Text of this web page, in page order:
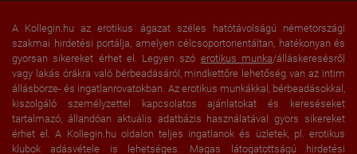
A Kollegin.hu az erotikus ágazat széles hatótávolságú németországi
szakmai hirdetési portálja, amelyen célcsoportorientáltan, hatékonyan és
gyorsan sikereket érhet el. Legyen szó erotikus munka/álláskeresésről
vagy lakás órákra való bérbeadásáról, mindkettőre lehetőség van az intim
állásbörze- és ingatlanrovatokban. Az erotikus munkákkal, bérbeadásokkal,
kiszolgáló személyzettel kapcsolatos ajánlatokat és kereséseket
tartalmazó, állandóan aktuális adatbázis használatával gyors sikereket
érhet el. A Kollegin.hu oldalon teljes ingatlanok és üzletek, pl. erotikus
klubok adásvétele is lehetséges. Magas látogatottságú hirdetési